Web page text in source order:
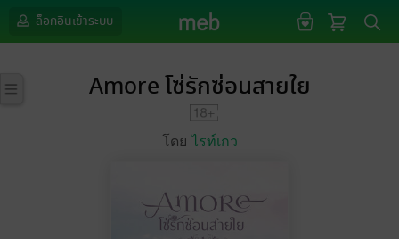
ล็อกอินเข้าระบบ
Amore โซ่รักซ่อนสายใย
โดย ไรท์เกว